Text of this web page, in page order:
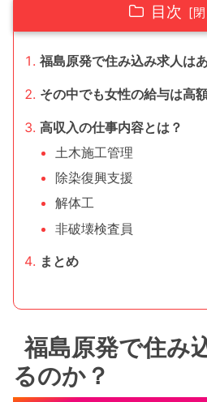
目次
福島原発で住み込み求人は
その中でも女性の給与は高
高収入の仕事内容とは？
土木施工管理
除染復興支援
解体工
非破壊検査員
まとめ
福島原発で住み
るのか？